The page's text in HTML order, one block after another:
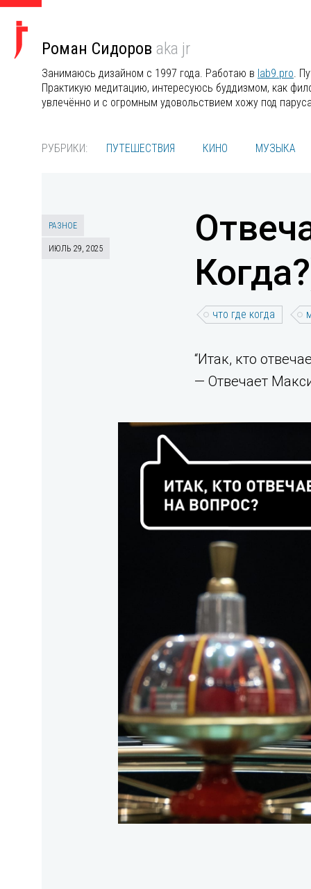
Роман Сидоров aka jr
Занимаюсь дизайном с 1997 года. Работаю в lab9.pro.
Практикую медитацию, интересуюсь буддизмом, как
увлечённо и с огромным удовольствием хожу под
РУБРИКИ: ПУТЕШЕСТВИЯ КИНО МУЗЫКА
РАЗНОЕ
ИЮЛЬ 29, 2025
что где когда
“Итак, кто
— Отвечает